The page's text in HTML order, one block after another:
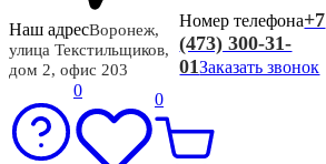
Наш адресВоронеж,
улица Текстильщиков,
дом 2, офис 203
Номер телефона+7
(473) 300-31-
01Заказать звонок
0 0